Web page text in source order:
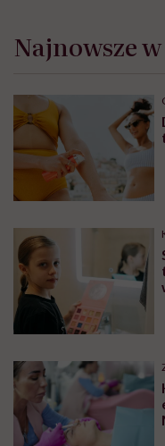
Najnowsze